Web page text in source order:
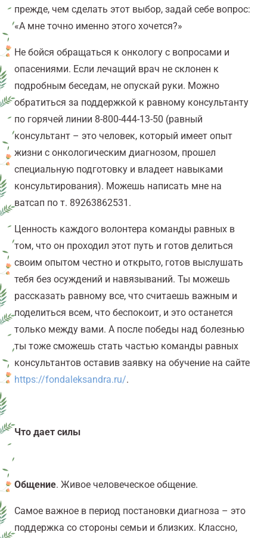
прежде, чем сделать этот выбор, задай себе вопрос:
«А мне точно именно этого хочется?»
Не бойся обращаться к онкологу с вопросами и
опасениями. Если лечащий врач не склонен к
подробным беседам, не опускай руки. Можно
обратиться за поддержкой к равному консультанту
по горячей линии 8-800-444-13-50 (равный
консультант – это человек, который имеет опыт
жизни с онкологическим диагнозом, прошел
специальную подготовку и владеет навыками
консультирования). Можешь написать мне на
ватсап по т. 89263862531.
Ценность каждого волонтера команды равных в
том, что он проходил этот путь и готов делиться
своим опытом честно и открыто, готов выслушать
тебя без осуждений и навязываний. Ты можешь
рассказать равному все, что считаешь важным и
поделиться всем, что беспокоит, и это останется
только между вами. А после победы над болезнью
ты тоже сможешь стать частью команды равных
консультантов оставив заявку на обучение на сайте
https://fondaleksandra.ru/.
Что дает силы
Общение. Живое человеческое общение.
Самое важное в период постановки диагноза – это
поддержка со стороны семьи и близких. Классно,